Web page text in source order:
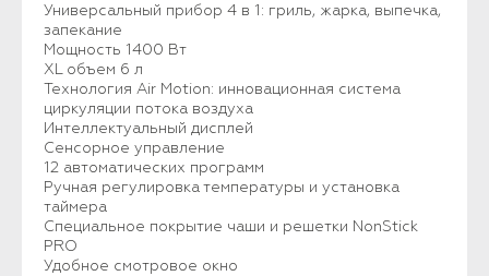
Универсальный прибор 4 в 1: гриль, жарка, выпечка,
запекание
Мощность 1400 Вт
XL объем 6 л
Технология Air Motion: инновационная система
циркуляции потока воздуха
Интеллектуальный дисплей
Сенсорное управление
12 автоматических программ
Ручная регулировка температуры и установка
таймера
Специальное покрытие чаши и решетки NonStick
PRO
Удобное смотровое окно